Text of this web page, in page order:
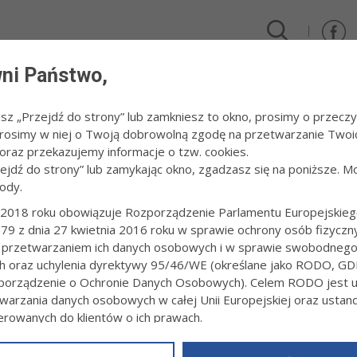
i Nauka 2018/ Konferencja „Poczucie jakości i sensu życia u wczesnej młodzieży”
„POCZUCIE JAKOŚCI I SENSU
fot. Artur Gawle
Państwo,
„Przejdź do strony” lub zamkniesz to okno, prosimy o
w niej o Twoją dobrowolną zgodę na przetwarzanie
przekazujemy informacje o tzw. cookies.
do strony” lub zamykając okno, zgadzasz się na poniższe.
roku obowiązuje Rozporządzenie Parlamentu
z dnia 27 kwietnia 2016 roku w sprawie ochrony osób
ich danych osobowych i w sprawie
oraz uchylenia dyrektywy 95/46/WE (określane jako RODO,
o Ochronie Danych Osobowych). Celem RODO jest
danych osobowych w całej Unii Europejskiej oraz
do klientów o ich prawach.
powyższym, w zakładceRODOna stroniehttps://